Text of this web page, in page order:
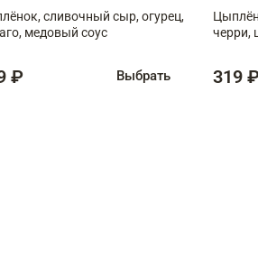
сливочный сыр, огурец,
медовый соус
₽ Выбрать
черри,
319